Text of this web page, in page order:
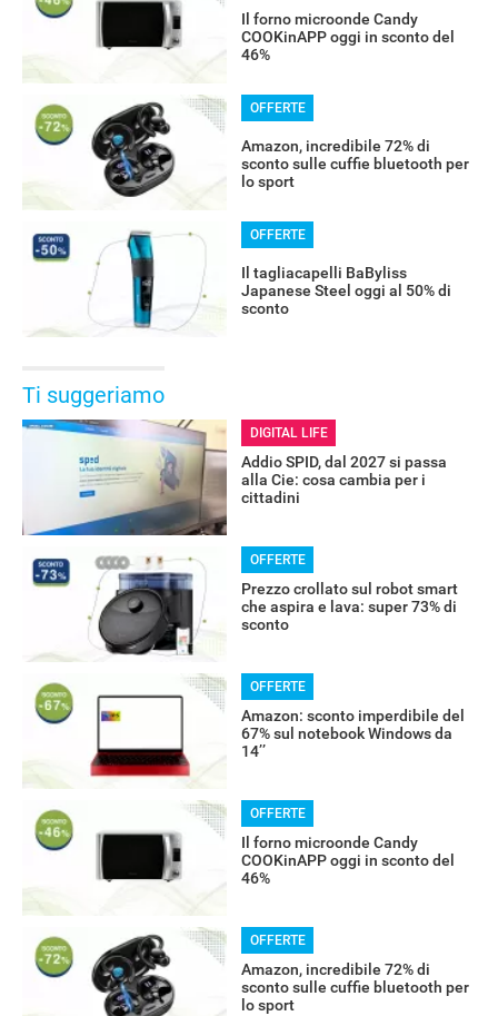
Il forno microonde Candy
COOKinAPP oggi in sconto del
46%
OFFERTE
Amazon, incredibile 72% di
sconto sulle cuffie bluetooth per
lo sport
OFFERTE
Il tagliacapelli BaByliss
Japanese Steel oggi al 50% di
sconto
Ti suggeriamo
DIGITAL LIFE
Addio SPID, dal 2027 si passa
alla Cie: cosa cambia per i
cittadini
OFFERTE
Prezzo crollato sul robot smart
che aspira e lava: super 73% di
sconto
OFFERTE
Amazon: sconto imperdibile del
67% sul notebook Windows da
14’’
OFFERTE
Il forno microonde Candy
COOKinAPP oggi in sconto del
46%
OFFERTE
Amazon, incredibile 72% di
sconto sulle cuffie bluetooth per
lo sport